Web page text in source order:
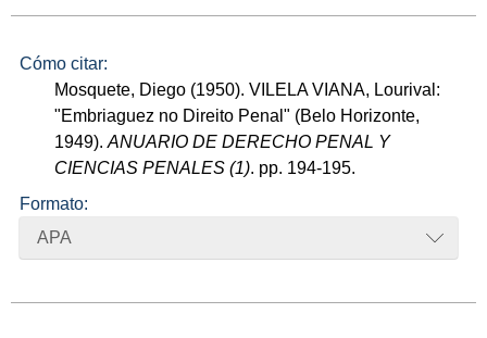
Cómo citar:
Mosquete, Diego (1950). VILELA VIANA, Lourival:
"Embriaguez no Direito Penal" (Belo Horizonte,
1949).ANUARIO DE DERECHO PENAL Y
CIENCIAS PENALES (1). pp. 194-195.
Formato:
APA